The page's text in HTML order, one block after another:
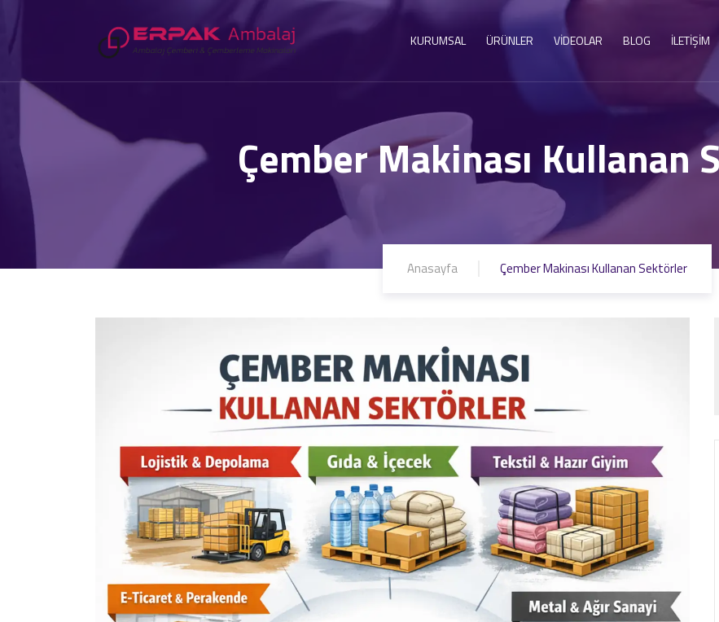
KURUMSAL ÜRÜNLER VİDEOLAR BLOG İLETİŞİM
Çember Makinası Kullanan
Anasayfa Çember Makinası Kullanan Sektörler